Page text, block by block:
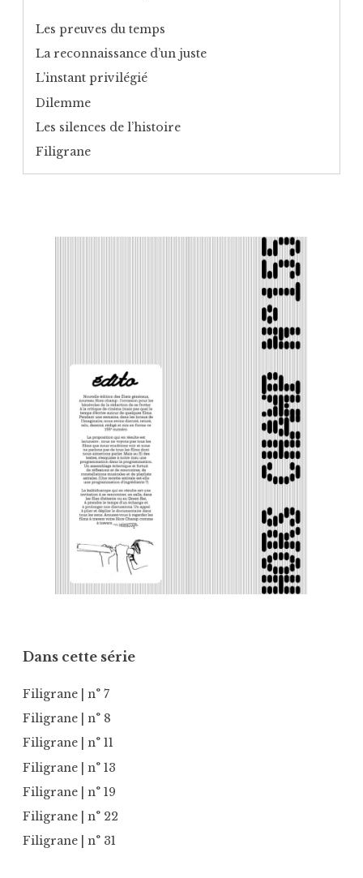
Les preuves du temps
La reconnaissance d’un juste
L’instant privilégié
Dilemme
Les silences de l’histoire
Filigrane
Dans cette série
Filigrane | n° 7
Filigrane | n° 8
Filigrane | n° 11
Filigrane | n° 13
Filigrane | n° 19
Filigrane | n° 22
Filigrane | n° 31